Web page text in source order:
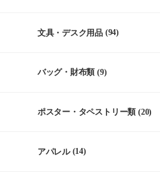
文具・デスク用品 (94)
バッグ・財布類 (9)
ポスター・タペストリー類 (20)
アパレル(14)